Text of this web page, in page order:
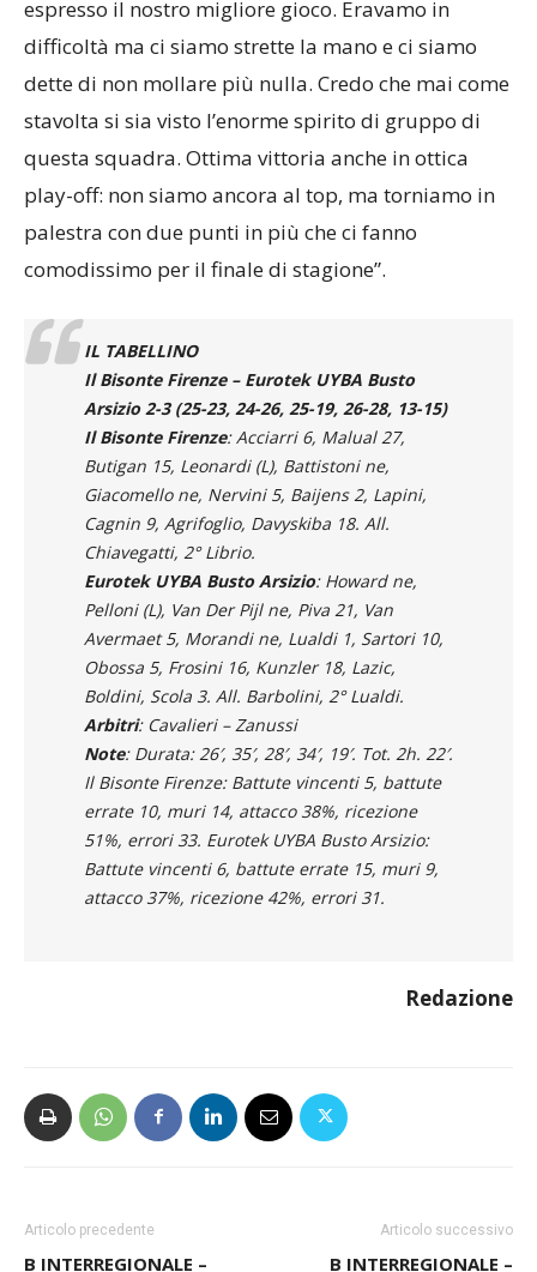
espresso il nostro migliore gioco. Eravamo in
dette di non mollare più nulla. Credo che mai come
stavolta si sia visto l’enorme spirito di gruppo di
questa squadra. Ottima vittoria anche in ottica
play-off: non siamo ancora al top, ma torniamo in
palestra con due punti in più che ci fanno
comodissimo per il finale di stagione”.
IL TABELLINO
Il Bisonte Firenze – Eurotek UYBA Busto
Arsizio 2-3 (25-23, 24-26, 25-19, 26-28, 13-15)
Il Bisonte Firenze: Acciarri 6, Malual 27,
Butigan 15, Leonardi (L), Battistoni ne,
Giacomello ne, Nervini 5, Baijens 2, Lapini,
Cagnin 9, Agrifoglio, Davyskiba 18. All.
Chiavegatti, 2° Librio.
Eurotek UYBA Busto Arsizio: Howard ne,
Pelloni (L), Van Der Pijl ne, Piva 21, Van
Avermaet 5, Morandi ne, Lualdi 1, Sartori 10,
Obossa 5, Frosini 16, Kunzler 18, Lazic,
Boldini, Scola 3. All. Barbolini, 2° Lualdi.
Arbitri : Cavalieri – Zanussi
Note: Durata: 26′, 35′, 28′, 34′, 19′. Tot. 2h. 22′.
Il Bisonte Firenze: Battute vincenti 5, battute
errate 10, muri 14, attacco 38%, ricezione
51%, errori 33. Eurotek UYBA Busto Arsizio:
Battute vincenti 6, battute errate 15, muri 9,